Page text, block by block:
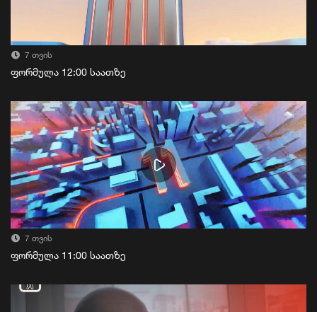
7 თვის
ფორმულა 12:00 საათზე
7 თვის
ფორმულა 11:00 საათზე